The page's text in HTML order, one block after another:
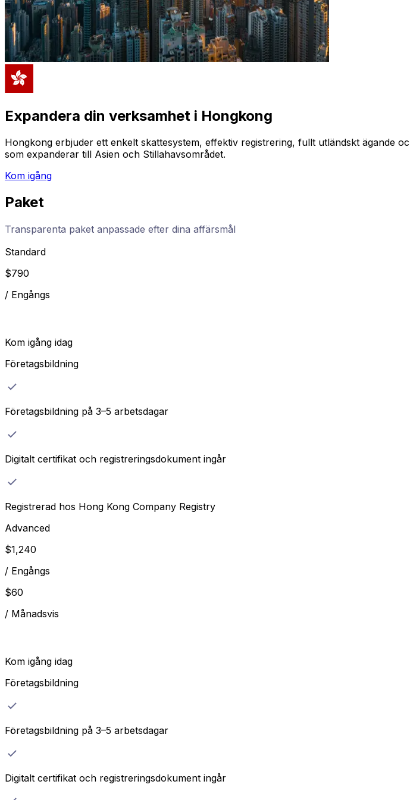
Expandera din verksamhet i Hongkong
Hongkong erbjuder ett enkelt skattesystem, effektiv registrering, fullt utländskt ägande
som expanderar till Asien och Stillahavsområdet.
Kom igång
Paket
Transparenta paket anpassade efter dina affärsmål
Standard
$790
/ Engångs
Kom igång idag
Företagsbildning
Företagsbildning på 3–5 arbetsdagar
Digitalt certifikat och registreringsdokument ingår
Registrerad hos Hong Kong Company Registry
Advanced
$1,240
/ Engångs
$60
/ Månadsvis
Kom igång idag
Företagsbildning
Företagsbildning på 3–5 arbetsdagar
Digitalt certifikat och registreringsdokument ingår